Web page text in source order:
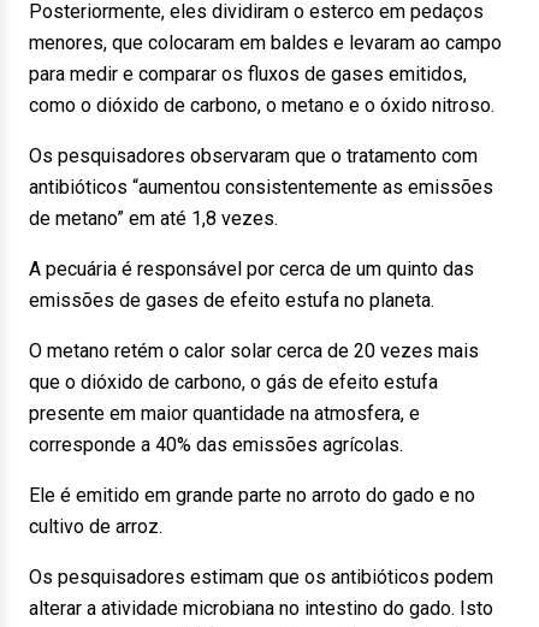
Posteriormente, eles dividiram o esterco em pedaços
menores, que colocaram em baldes e levaram ao campo
para medir e comparar os fluxos de gases emitidos,
como o dióxido de carbono, o metano e o óxido nitroso.
Os pesquisadores observaram que o tratamento com
antibióticos “aumentou consistentemente as emissões
de metano” em até 1,8 vezes.
A pecuária é responsável por cerca de um quinto das
emissões de gases de efeito estufa no planeta.
O metano retém o calor solar cerca de 20 vezes mais
que o dióxido de carbono, o gás de efeito estufa
presente em maior quantidade na atmosfera, e
corresponde a 40% das emissões agrícolas.
Ele é emitido em grande parte no arroto do gado e no
cultivo de arroz.
Os pesquisadores estimam que os antibióticos podem
alterar a atividade microbiana no intestino do gado. Isto